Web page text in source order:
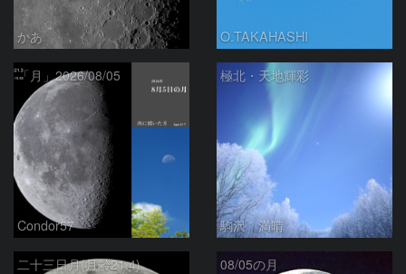
かあ O.TAKAHASHI
「月」2026/08/05
Condor57
極北・天地輝彩
駒沢 満晴
二十三日月(月齢21.4) 08/05の月